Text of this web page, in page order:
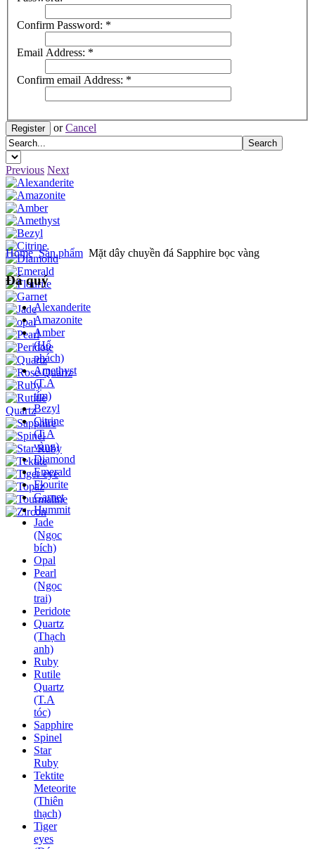
Confirm Password: *
Email Address: *
Confirm email Address: *
Register orCancel
Previous Next
Home Sản phẩm Mặt dây chuyền đá Sapphire bọc vàng
Đá quý
Alexanderite
Amazonite
Amber
(Hổ
phách)
Amethyst
(T.A
tím)
Bezyl
Citrine
(T.A
vàng)
Diamond
Emerald
Flourite
Garnet
Hummit
Jade
(Ngọc
bích)
Opal
Pearl
(Ngọc
trai)
Peridote
Quartz
(Thạch
anh)
Ruby
Rutile
Quartz
(T.A
tóc)
Sapphire
Spinel
Star
Ruby
Tektite
Meteorite
(Thiên
thạch)
Tiger
eyes